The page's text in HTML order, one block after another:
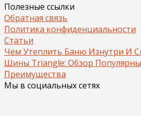
Полезные ссылки
Обратная связь
Политика конфиденциальности
Статьи
Чем Утеплить Баню Изнутри И
Шины Triangle: Обзор
Преимущества
Мы в социальных сетях